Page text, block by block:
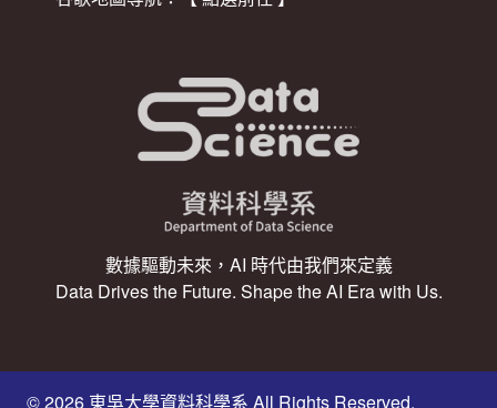
數據驅動未來，AI 時代由我們來定義
Data Drives the Future. Shape the AI Era with Us.
© 2026 東吳大學資料科學系 All Rights Reserved.